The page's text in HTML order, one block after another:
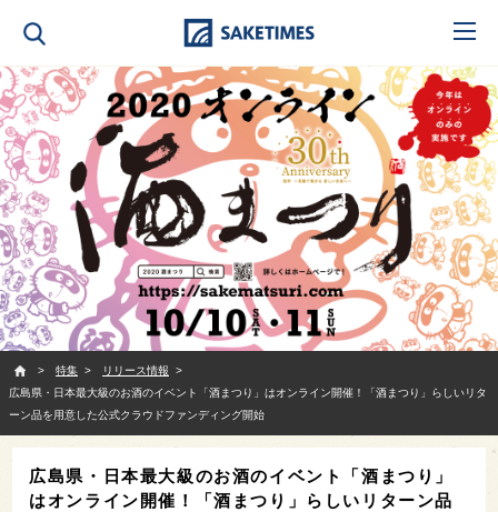
特集
リリース情報
広島県・日本最大級のお酒のイベント「酒まつり」はオンライン開催！「酒まつり」らしいリタ
ーン品を用意した公式クラウドファンディング開始
広島県・日本最大級のお酒のイベント「酒まつり」
はオンライン開催！「酒まつり」らしいリターン品